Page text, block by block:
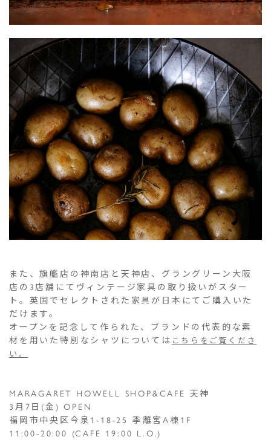
また、旗艦店の神南店と天神店、グラングリーン大阪
店の3店舗にてヴィンテージ家具の取り扱いがスター
ト。英国でセレクトされた家具が日本にてご購入いた
だけます。
オープンを記念して作られた、ブランドの代表的な素
材を用いた特別なシャツについては こちらをご覧くださ
い。
MARAGARET HOWELL SHOP&CAFE 天神
3月7日(金) OPEN
福岡市中央区今泉1-18-25 季離宮A棟1F
11:00-20:00 (CAFE 19:00 L.O.)